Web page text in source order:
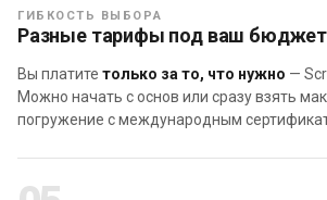
ГИБКОСТЬ ВЫБОРА
Разные тарифы под ваш бюджет
Вы платите только за то, что нужно —
Можно начать с основ или сразу взять
погружение с международным
1. Получены системные знания
Scrum и Kanban, получено
— Модели Киневин